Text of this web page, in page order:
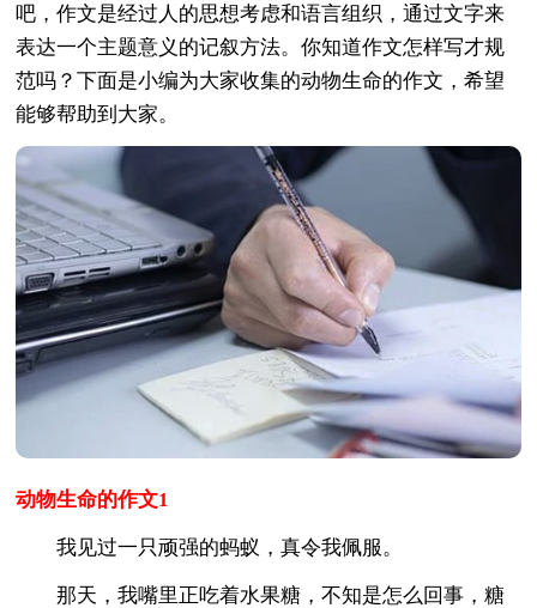
吧，作文是经过人的思想考虑和语言组织，通过文字来
表达一个主题意义的记叙方法。你知道作文怎样写才规
范吗？下面是小编为大家收集的动物生命的作文，希望
能够帮助到大家。
动物生命的作文1
我见过一只顽强的蚂蚁，真令我佩服。
那天，我嘴里正吃着水果糖，不知是怎么回事，糖